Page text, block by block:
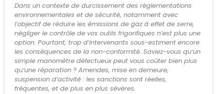
Dans un contexte de durcissement des réglementations
environnementales et de sécurité, notamment avec
l’objectif de réduire les émissions de gaz à effet de serre,
négliger le contrôle de vos outils frigorifiques n’est plus une
option. Pourtant, trop d’intervenants sous-estiment encore
les conséquences de la non-conformité. Saviez-vous qu’un
simple manomètre défectueux peut vous coûter bien plus
qu’une réparation ? Amendes, mise en demeure,
suspension d’activité : les sanctions sont réelles,
fréquentes, et de plus en plus sévères.